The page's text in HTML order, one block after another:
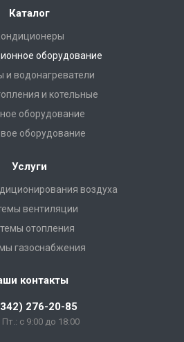
Каталог
оборудование
и водонагреватели
и котельные
оборудование
оборудование
Услуги
воздуха
вентиляции
отопления
газоснабжения
контакты
276-20-85
с 9:00 до 18:00